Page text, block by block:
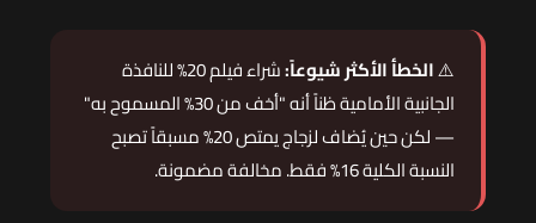
⚠️الخطأ الأكثر شيوعاً:
شراء فيلم 20% للنافذة
الجانبية الأمامية ظناً أنه "أخف من 30% المسموح به"
— لكن حين يُضاف لزجاج يمتص 20% مسبقاً تصبح
النسبة الكلية 16% فقط. مخالفة مضمونة.